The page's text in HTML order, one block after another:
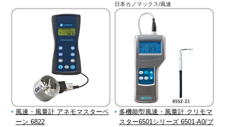
日本カノマックス/風速
風速・風量計 アネモマスターベ
ーン 6822
多機能型風速・風量計 クリモマ
スター6501シリーズ 6501-A0/プ